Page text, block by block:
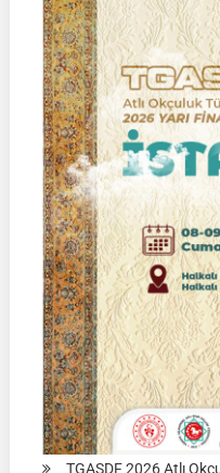
Yarı
Final
15
Ağustos
2026
|
Erciş/
TGASDF 2026 Atlı